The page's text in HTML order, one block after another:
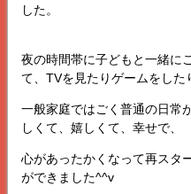
した。
夜の時間帯に子どもと一緒に
て、TVを見たりゲームをした
一般家庭ではごく普通の日常
しくて、嬉しくて、幸せで、
心があったかくなって再スタ
ができました^^v